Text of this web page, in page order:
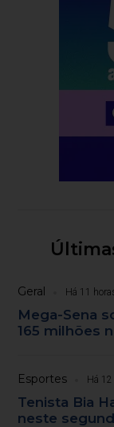
Geral Há 11
Mega-Sena
165 milhões
Esportes Há
Tenista Bia
neste